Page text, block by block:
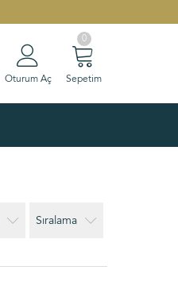
Oturum Aç Sepetim
0
Sıralama